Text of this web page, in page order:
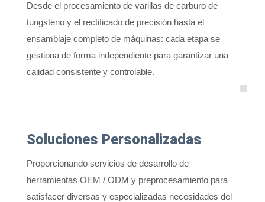
Desde el procesamiento de varillas de carburo de
tungsteno y el rectificado de precisión hasta el
ensamblaje completo de máquinas: cada etapa se
gestiona de forma independiente para garantizar una
calidad consistente y controlable.
Soluciones Personalizadas
Proporcionando servicios de desarrollo de
herramientas OEM / ODM y preprocesamiento para
satisfacer diversas y especializadas necesidades del